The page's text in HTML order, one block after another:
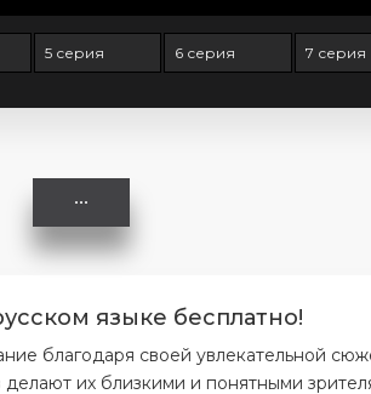
5 серия 6 серия 7 серия
языке бесплатно!
благодаря своей увлекательной
их близкими и понятными